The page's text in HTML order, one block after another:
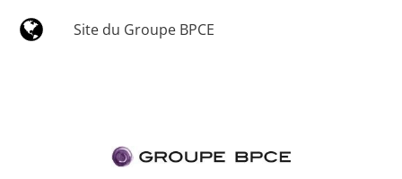
Site du Groupe BPCE